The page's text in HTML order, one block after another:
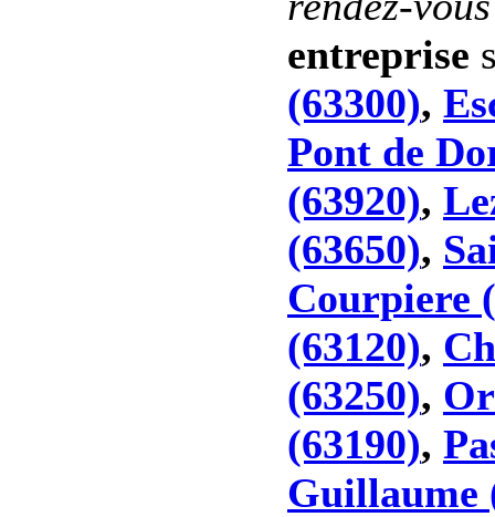
entreprise
(63300),
Pont de
(63920),
(63650),
Courpiere
(63120),
(63250),
(63190),
Guillaume